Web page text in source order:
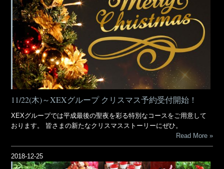
11/22(木)～XEXグループ クリスマス予約受付開始！
XEXグループでは平成最後の聖夜を彩る特別なコースをご用意して
おります。 皆さまの新たなクリスマスストーリーにぜひ。
Read More
2018-12-25